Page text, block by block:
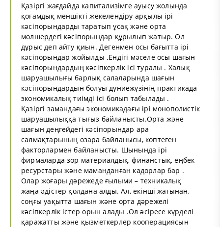
Қазіргі жағдайда капитализімге ауысу жолында
қоғамдық меншікті жекелендіру арқылы ірі
кәсіпорындарды таратып ұсақ және орта
мөлшердегі кәсіпорындар құрылып жатыр. Ол
дұрыс деп айту қиын. Дегенмен осы бағытта ірі
кәсіпорындар жойылды .Ендігі мәселе осы шағын
кәсіпорындардың кәсіпкерлік ісі туралы . Халық
шаруашылығы барлық салаларында шағын
кәсіпорындардын болуы дүниежүзінің практикада
экономикалық тиімді ісі болып табылады .
Қазіргі замандағы экономикадағы ірі монополистік
шаруашылыққа тығыз байланысты.Орта және
шағын деңгейдегі кәсіпорындар ара
салмақтарының өзара байланысы, көптеген
факторлармен байланысты. Шынында ірі
фирмаларда зор материалдық, финанстық, еңбек
ресурстары және маманданған кадорлар бар .
Олар жоғары дәрежеде ғылыми – техникалық
жаңа әдістер қолдана алды. Ал, екінші жағынан,
соңғы уақытта шағын және орта дәрежелі
кәсіпкерлік істер орын алады .Ол әсіресе күрделі
қаражатты және қызметкерлер кооперациясын